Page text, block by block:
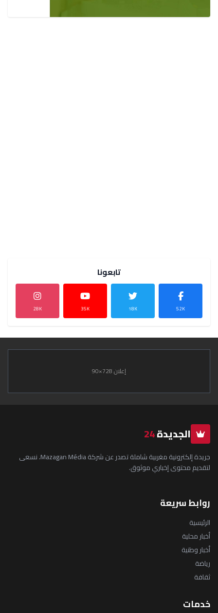
تابعونا
52K
18K
35K
28K
إعلان 728×90
الجديدة24
جريدة إلكترونية مغربية شاملة تصدر عن شركة Mazagan Média. نسعى
لتقديم محتوى إخباري موثوق.
روابط سريعة
الرئيسية
أخبار محلية
أخبار وطنية
رياضة
ثقافة
خدمات